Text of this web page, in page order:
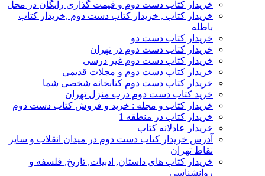
خریدار کتاب دست دوم و قیمت گذاری رایگان در محل
خریدار کتاب , خریدار کتاب دست دوم ,خریدار کتاب
باطله
خریدار کتاب دست دو
خریدار کتاب دست دوم در تهران
خریدار کتاب دست دوم غیر درسی
خریدار کتاب دست دوم و مجلات قدیمی
خریدار کتاب دست دوم کتابخانه شخصی شما
خرید کتاب دست دوم درب منزل تهران
خریدار کتاب و مجله : خرید و فروش کتاب دست دوم
خریدار کتاب در منطقه 1
خریدار عادلانه کتاب
آدرس خریدار کتاب دست دوم در میدان انقلاب و سایر
نقاط تهران
خریدار کتاب های داستان, ادبیات, تاریخ, فلسفه و
روانشناسی